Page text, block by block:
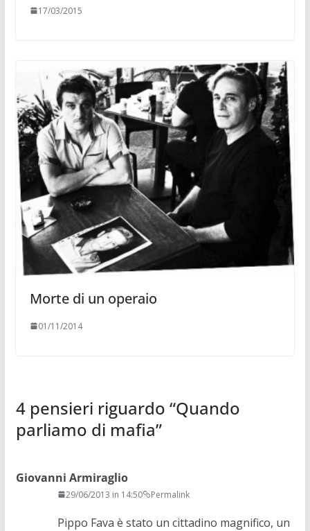
17/03/2015
Morte di un operaio
01/11/2014
4 pensieri riguardo “Quando
parliamo di mafia”
Giovanni Armiraglio
29/06/2013 in 14:50 Permalink
Pippo Fava è stato un cittadino magnifico, un